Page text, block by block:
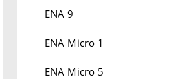
ENA 9
ENA Micro 1
ENA Micro 5